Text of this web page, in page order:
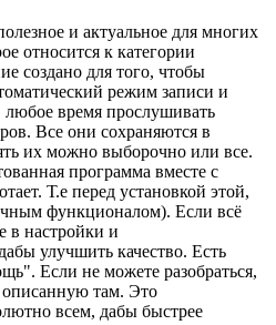
и актуальное для многих
относится к категории
создано для того, чтобы
режим записи и
время прослушивать
Все они сохраняются в
их можно выборочно или все.
программа вместе с
Т.е перед установкой этой,
функционалом). Если всё
в настройки и
улучшить качество. Есть
Если не можете разобраться,
там. Это
всем, дабы быстрее